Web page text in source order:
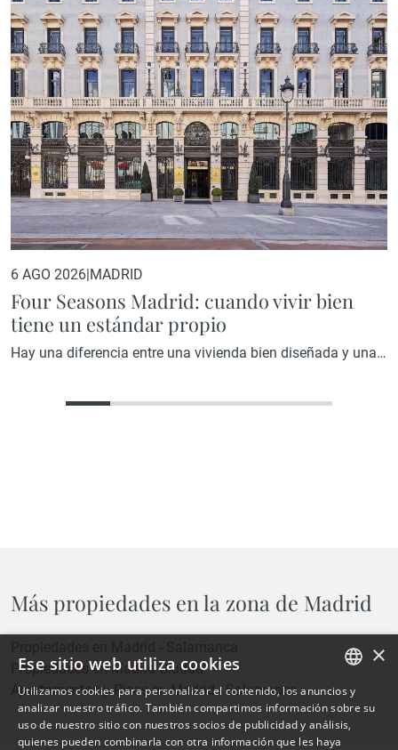
6 AGO 2026|MADRID
Four Seasons Madrid: cuando vivir bien
tiene un estándar propio
Hay una diferencia entre una vivienda bien diseñada y una
Más propiedades en la zona de Madrid
Propiedades en Madrid - Salamanca
Propiedades en Madrid Ciudad
Apartamentos y Pisos en Madrid - Salamanca
SPANISH
ENGLISH
×
Ese sitio web utiliza cookies
Utilizamos cookies para personalizar el contenido, los anuncios y
analizar nuestro tráfico. También compartimos información sobre su
uso de nuestro sitio con nuestros socios de publicidad y análisis,
quienes pueden combinarla con otra información que les haya